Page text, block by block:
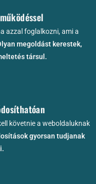
azzal foglalkozni, ami a
megoldást kerestek,
társul.
követnie a weboldaluknak
gyorsan tudjanak